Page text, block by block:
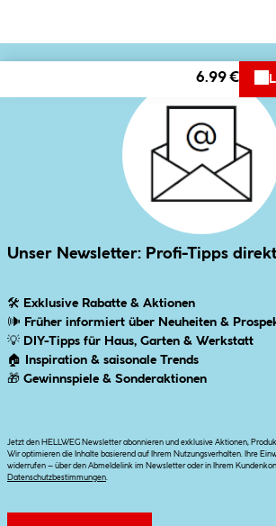
6.99 €
Unser Newsletter: Profi-Tipps
🛠 Exklusive Rabatte & Aktionen
🕪 Früher informiert über Neuheiten &
💡 DIY-Tipps für Haus, Garten & Werkstatt
🏠
Inspiration & saisonale Trends
🎁 Gewinnspiele & Sonderaktionen
Jetzt den HELLWEG Newsletter abonnieren und exklusive Aktionen,
Wir optimieren die Inhalte basierend auf Ihrem Nutzungsverhalten. Ihre
widerrufen – über den Abmeldelink im Newsletter oder in Ihrem
Datenschutzbestimmungen